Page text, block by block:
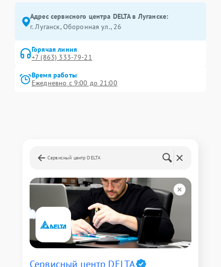
Адрес сервисного центра DELTA в Луганске:
г. Луганск, Оборонная ул., 26
Горячая линия
+7 (863) 333-79-21
Время работы
Ежедневно с 9:00 до 21:00
Сервисный центр DELTA
Сервисный центр DELTA